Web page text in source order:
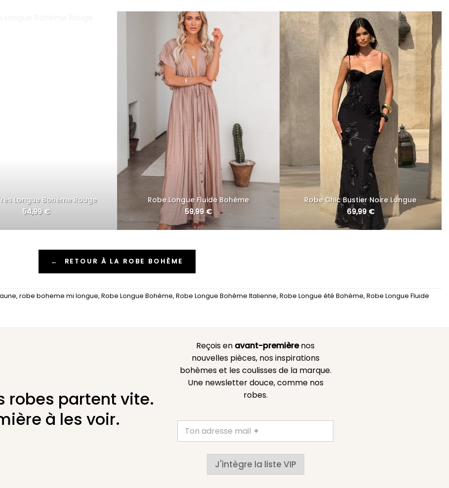
Longue Bohème Rouge
54,99 €
Robe Longue Fluide Bohème
59,99€
Robe Chic Bustier Noire Longue
69,99€
← RETOUR À LA ROBE BOHÈME
, robe boheme mi longue, Robe Longue Bohème, Robe Longue Bohème Italienne, Robe Longue été Bohème, Robe Longue Fluide
robes partent vite.
à les voir.
Reçois en avant-premièrenos
nouvelles pièces, nos inspirations
bohèmes et les coulisses de la marque.
Une newsletter douce, comme nos
robes.
J'intègre la liste VIP